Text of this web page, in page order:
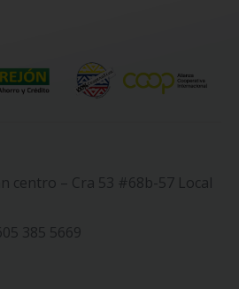
centro – Cra 53 #68b-57 Local
385 5669